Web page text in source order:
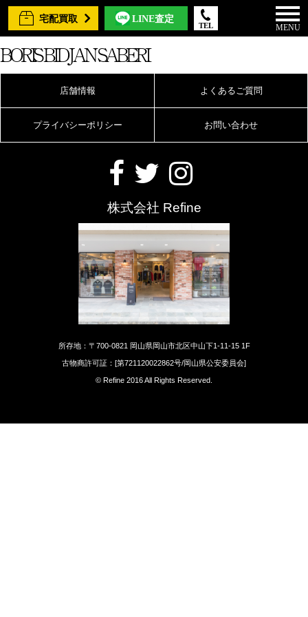
宅配買取 LINE査定
TEL MENU
BORIS BIDJAN SABERI
店舗情報 よくあるご質問
プライバシーポリシー お問い合わせ
株式会社 Refine
所存地：〒700-0821 岡山県岡山市北区中山下1-11-15 1F
古物商許可証：[第721120022862号/岡山県公安委員会]
© Refine 2016 All Rights Reserved.